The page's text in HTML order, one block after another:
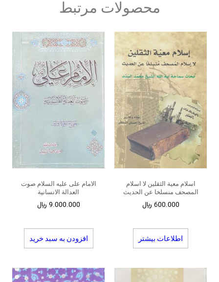
محصولات مرتبط
اسلام معیة الثقلین لا اسلام
المصحف منسلخا عن الحدیث
600.000 ﷼
اطلاعات بیشتر
الامام علی علیه السلام صوت
العدالة الانسانیة
9.000.000 ﷼
افزودن به سبد خرید